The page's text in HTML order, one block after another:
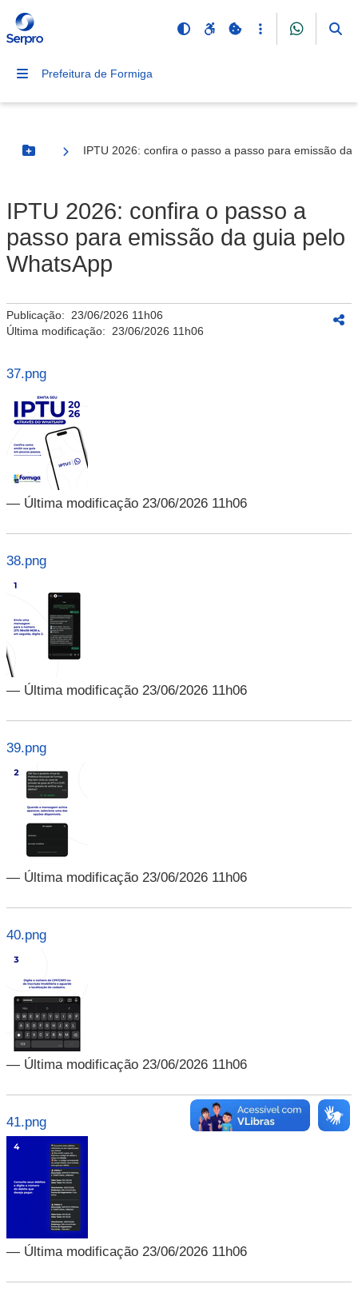
Prefeitura de Formiga
Botão Menu
IPTU 2026: confira o passo a passo para emissão da
IPTU 2026: confira o passo a
passo para emissão da guia pelo
WhatsApp
Publicação: 23/06/2026 11h06
Última modificação: 23/06/2026 11h06
37.png
— Última modificação 23/06/2026 11h06
38.png
— Última modificação 23/06/2026 11h06
39.png
— Última modificação 23/06/2026 11h06
40.png
— Última modificação 23/06/2026 11h06
41.png
— Última modificação 23/06/2026 11h06